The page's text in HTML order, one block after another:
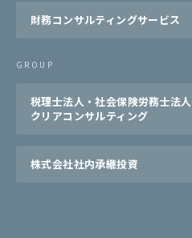
財務コンサルティングサービス
GROUP
税理士法人・社会保険労務士法人
クリアコンサルティング
株式会社社内承継投資